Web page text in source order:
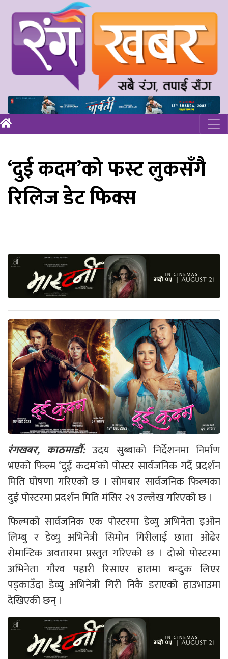
‘दुई कदम’को फस्ट लुकसँगै
रिलिज डेट फिक्स
रंगखबर, काठमाडौँ: उदय सुब्बाको निर्देशनमा निर्माण
भएको फिल्म ‘दुई कदम’को पोस्टर सार्वजनिक गर्दै प्रदर्शन
मिति घोषणा गरिएको छ । सोमबार सार्वजनिक फिल्मका
दुई पोस्टरमा प्रदर्शन मिति मंसिर २९ उल्लेख गरिएको छ ।
फिल्मको सार्वजनिक एक पोस्टरमा डेव्यु अभिनेता इओन
लिम्बु र डेव्यु अभिनेत्री सिमोन गिरीलाई छाता ओढेर
रोमान्टिक अवतारमा प्रस्तुत गरिएको छ । दोस्रो पोस्टरमा
अभिनेता गौरव पहारी रिसाएर हातमा बन्दुक लिएर
पड्काउँदा डेव्यु अभिनेत्री गिरी निकै डराएको हाउभाउमा
देखिएकी छन् ।